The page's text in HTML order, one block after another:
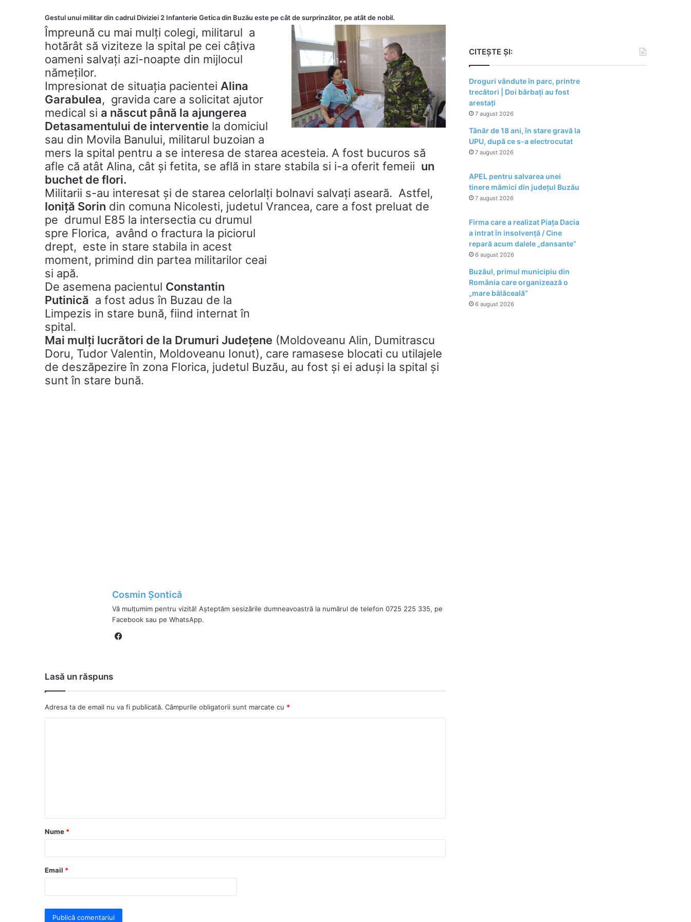
Gestul unui militar din cadrul Diviziei 2 Infanterie Getica din Buzău este pe cât de surprinzător, pe atât de nobil.
Împreună cu mai mulți colegi, militarul a
hotărât să viziteze la spital pe cei câțiva
oameni salvați azi-noapte din mijlocul
nămeților.
Impresionat de situația pacientei Alina
Garabulea, gravida care a solicitat ajutor
medical si a născut până la ajungerea
Detasamentului de interventie la domiciul
sau din Movila Banului, militarul buzoian a
mers la spital pentru a se interesa de starea acesteia. A fost bucuros să
afle că atât Alina, cât și fetita, se află in stare stabila si i-a oferit femeii un
buchet de flori.
Militarii s-au interesat și de starea celorlalți bolnavi salvați aseară. Astfel,
Ioniță Sorin din comuna Nicolesti, judetul Vrancea, care a fost preluat de
pe drumul E85 la intersectia cu drumul
spre Florica, având o fractura la piciorul
drept, este in stare stabila in acest
moment, primind din partea militarilor ceai
si apă.
De asemena pacientul Constantin
Putinică a fost adus în Buzau de la
Limpezis in stare bună, fiind internat în
spital.
Mai mulți lucrători de la Drumuri Județene (Moldoveanu Alin, Dumitrascu
Doru, Tudor Valentin, Moldoveanu Ionut), care ramasese blocati cu utilajele
de deszăpezire în zona Florica, judetul Buzău, au fost și ei aduși la spital și
sunt în stare bună.
Cosmin Șontică
Vă mulțumim pentru vizită! Așteptăm sesizările dumneavoastră la numărul de telefon 0725 225 335, pe
Facebook sau pe WhatsApp.
Lasă un răspuns
Adresa ta de email nu va fi publicată. Câmpurile obligatorii sunt marcate cu *
a
r
*
Nume *
Email *
CITEȘTE ȘI:
Droguri vândute în parc, printre
trecători | Doi bărbați au fost
arestați
7 august 2026
Tânăr de 18 ani, în stare gravă la
UPU, după ce s-a electrocutat
7 august 2026
APEL pentru salvarea unei
tinere mămici din județul Buzău
7 august 2026
Firma care a realizat Piața Dacia
a intrat în insolvență / Cine
repară acum dalele „dansante”
6 august 2026
Buzăul, primul municipiu din
România care organizează o
„mare bălăceală”
6 august 2026